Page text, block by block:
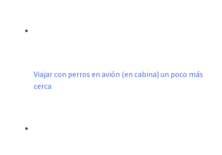
Viajar con perros en avión (en cabina) un poco más
cerca